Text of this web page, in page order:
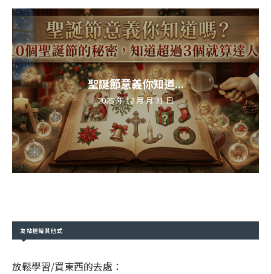
聖誕節意義你知道...
2025 年 12 月 月 31 日
友站連結其他式
放鬆學習/買東西的去處：